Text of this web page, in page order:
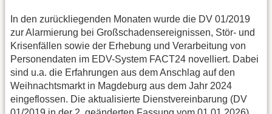
In den zurückliegenden Monaten wurde die DV 01/2019
zur Alarmierung bei Großschadensereignissen, Stör- und
Krisenfällen sowie der Erhebung und Verarbeitung von
Personendaten im EDV-System FACT24 novelliert. Dabei
sind u.a. die Erfahrungen aus dem Anschlag auf den
Weihnachtsmarkt in Magdeburg aus dem Jahr 2024
eingeflossen. Die aktualisierte Dienstvereinbarung (DV